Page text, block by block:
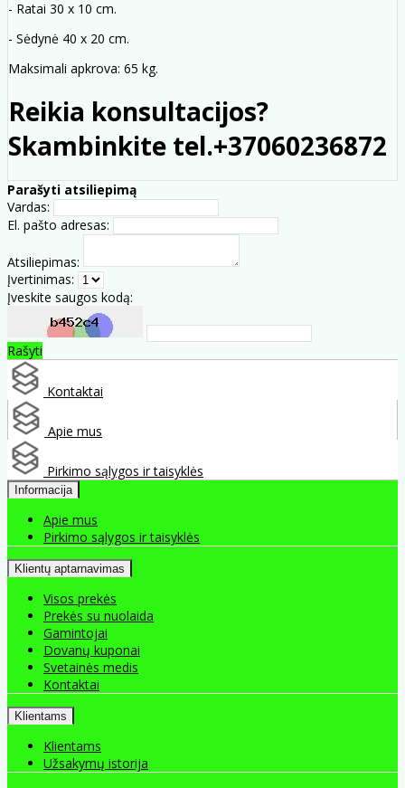
- Ratai 30 x 10 cm.
- Sėdynė 40 x 20 cm.
Maksimali apkrova: 65 kg.
Reikia konsultacijos?
Skambinkite tel.+37060236872
Parašyti atsiliepimą
Vardas:
El. pašto adresas:
Atsiliepimas:
Įvertinimas:
Įveskite saugos kodą:
Rašyti
Kontaktai
Apie mus
Pirkimo sąlygos ir taisyklės
Informacija
Apie mus
Pirkimo sąlygos ir taisyklės
Klientų aptarnavimas
Visos prekės
Prekės su nuolaida
Gamintojai
Dovanų kuponai
Svetainės medis
Kontaktai
Klientams
Klientams
Užsakymų istorija